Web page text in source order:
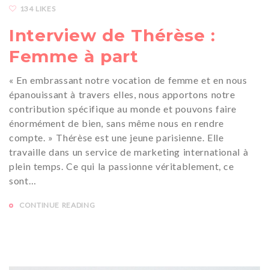
134 LIKES
Interview de Thérèse :
Femme à part
« En embrassant notre vocation de femme et en nous
épanouissant à travers elles, nous apportons notre
contribution spécifique au monde et pouvons faire
énormément de bien, sans même nous en rendre
compte. » Thérèse est une jeune parisienne. Elle
travaille dans un service de marketing international à
plein temps. Ce qui la passionne véritablement, ce
sont…
CONTINUE READING